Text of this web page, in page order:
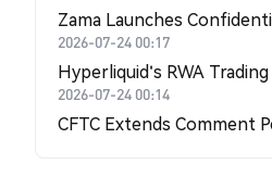
Zama Launches
2026-07-24 00:17
Hyperliquid's RWA
2026-07-24 00:14
CFTC Extends Comment